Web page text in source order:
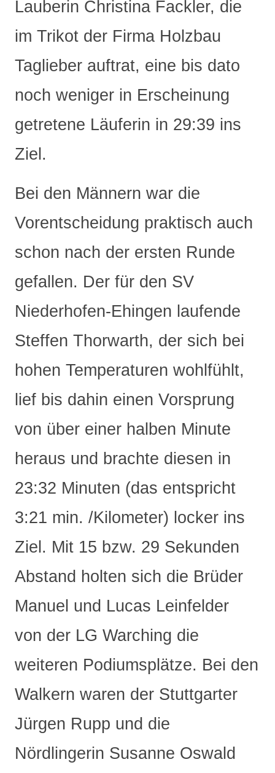
Lauberin Christina Fackler, die
im Trikot der Firma Holzbau
Taglieber auftrat, eine bis dato
noch weniger in Erscheinung
getretene Läuferin in 29:39 ins
Ziel.
Bei den Männern war die
Vorentscheidung praktisch auch
schon nach der ersten Runde
gefallen. Der für den SV
Niederhofen-Ehingen laufende
Steffen Thorwarth, der sich bei
hohen Temperaturen wohlfühlt,
lief bis dahin einen Vorsprung
von über einer halben Minute
heraus und brachte diesen in
23:32 Minuten (das entspricht
3:21 min. /Kilometer) locker ins
Ziel. Mit 15 bzw. 29 Sekunden
Abstand holten sich die Brüder
Manuel und Lucas Leinfelder
von der LG Warching die
weiteren Podiumsplätze. Bei den
Walkern waren der Stuttgarter
Jürgen Rupp und die
Nördlingerin Susanne Oswald